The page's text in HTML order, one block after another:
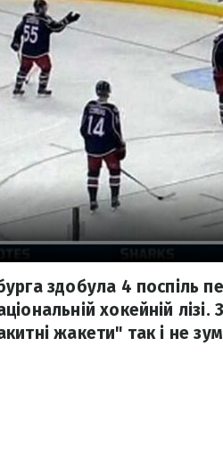
здобула 4 поспіль
хокейній лізі.
жакети" так і не